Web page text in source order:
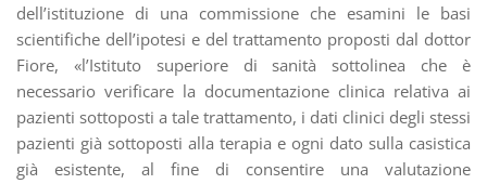
dell’istituzione di una commissione che esamini le basi
scientifiche dell’ipotesi e del trattamento proposti dal dottor
Fiore, «l’Istituto superiore di sanità sottolinea che è
necessario verificare la documentazione clinica relativa ai
pazienti sottoposti a tale trattamento, i dati clinici degli stessi
pazienti già sottoposti alla terapia e ogni dato sulla casistica
già esistente, al fine di consentire una valutazione